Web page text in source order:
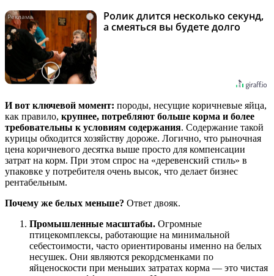
i
Ролик длится несколько секунд,
а смеяться вы будете долго
И вот ключевой момент: породы, несущие коричневые яйца,
как правило, крупнее, потребляют больше корма и более
требовательны к условиям содержания. Содержание такой
курицы обходится хозяйству дороже. Логично, что рыночная
цена коричневого десятка выше просто для компенсации
затрат на корм. При этом спрос на «деревенский стиль» в
упаковке у потребителя очень высок, что делает бизнес
рентабельным.
Почему же белых меньше? Ответ двояк.
Промышленные масштабы. Огромные
птицекомплексы, работающие на минимальной
себестоимости, часто ориентированы именно на белых
несушек. Они являются рекордсменками по
яйценоскости при меньших затратах корма — это чистая